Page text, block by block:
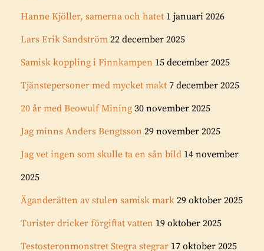
Hanne Kjöller, samerna och hatet 1 januari 2026
Lars Erik Sandström 22 december 2025
Samisk koppling i Finnkampen 15 december 2025
Tjänstepersoner med mycket makt 7 december 2025
20 år med Beowulf Mining 30 november 2025
Jag minns Anders Bengtsson 29 november 2025
Jag vet ingen som skulle ta en sån bild 14 november
2025
Äganderätten av stulen samisk mark 29 oktober 2025
Turister dricker förgiftat vatten 19 oktober 2025
Testosteronmonstret Stegra stegrar 17 oktober 2025